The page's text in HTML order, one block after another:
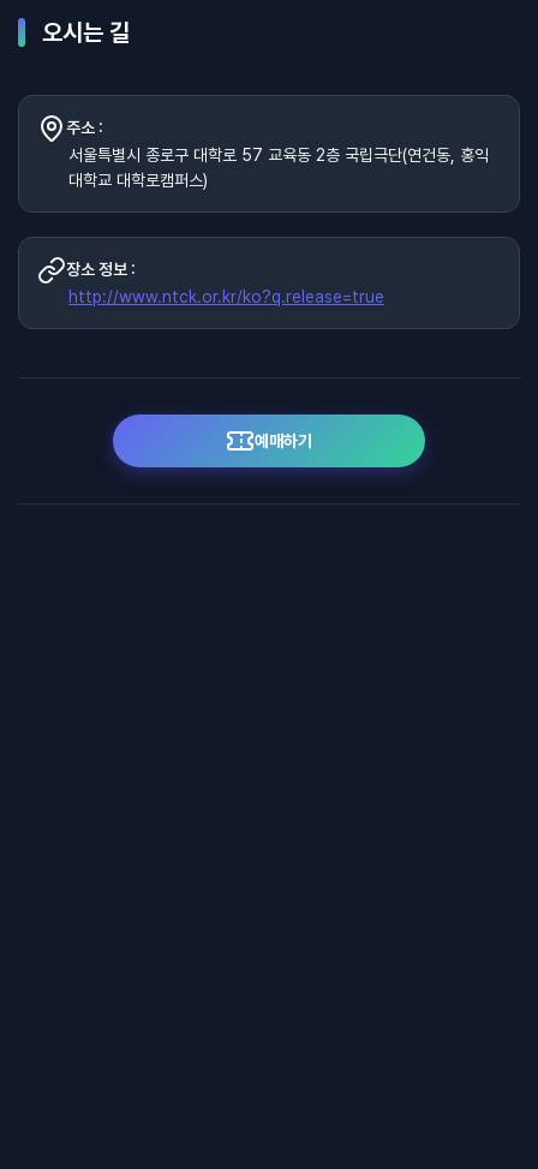
오시는 길
주소 :
서울특별시 종로구 대학로 57 교육동 2층 국립극단(연건동, 홍익
대학교 대학로캠퍼스)
장소 정보 :
http://www.ntck.or.kr/ko?q.release=true
예매하기